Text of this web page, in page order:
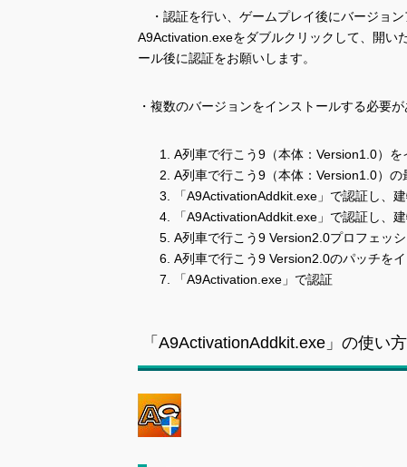
・認証を行い、ゲームプレイ後にバージョ
A9Activation.exeをダブルクリックして、開い
ール後に認証をお願いします。
・複数のバージョンをインストールする必要
A列車で行こう9（本体：Version1.0）を
A列車で行こう9（本体：Version1.0）
「A9ActivationAddkit.exe」で認証し、
「A9ActivationAddkit.exe」で認証し、
A列車で行こう9 Version2.0プロフェッ
A列車で行こう9 Version2.0のパッチを
「A9Activation.exe」で認証
「A9ActivationAddkit.exe」の使い方